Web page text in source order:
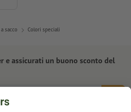
sacco Colori speciali
e assicurati un buono sconto del